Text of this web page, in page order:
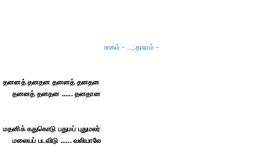
ராகம் - ...; தாளம் -
தனனத் தனதன தனனத் தனதன
தனனத் தனதன ...... தனதான
மதனிக் கதுகொடு பதுமப் புதுமலர்
மலையப் படவிடு ...... வலியாலே